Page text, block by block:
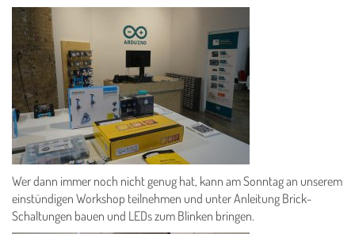
Wer dann immer noch nicht genug hat, kann am Sonntag an unserem
einstündigen Workshop teilnehmen und unter Anleitung Brick-
Schaltungen bauen und LEDs zum Blinken bringen.